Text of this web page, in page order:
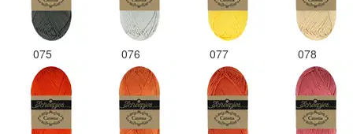
075 076 077 078